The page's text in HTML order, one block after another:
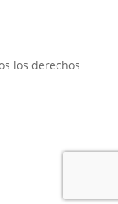
los derechos